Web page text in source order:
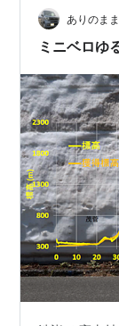
ありのま
ミニベロ